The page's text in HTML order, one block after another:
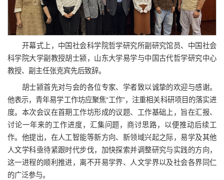
开幕式上，中国社会科学院哲学研究所副研究馆员、中国社会
科学院大学副教授胡士颍，山东大学易学与中国古代哲学研究中心
教授、副主任张克宾先后致辞。
胡士颍首先对与会的各位专家、学者致以诚挚的欢迎与感谢。
他表示，青年易学工作坊应聚焦“工作”，注重相关科研项目的落实进
度。本次会议在首期工作坊形成的议题、工作基础上，旨在汇报、
讨论一年来的工作进度，汇集问题，商讨思路，以便推动后续工
作。他提出，在人工智能等新方向、新领域兴起之际，易学及其他
人文学科亟待紧跟时代步伐，加快探索并调整研究与实践的方向，
这一进程的顺利推进，离不开易学界、人文学界以及社会各界同仁
的广泛参与。